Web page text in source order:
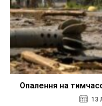
Опалення на
13